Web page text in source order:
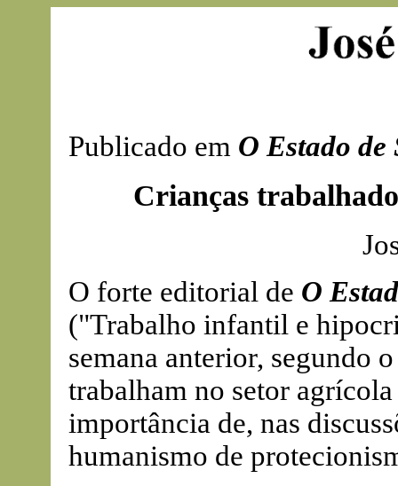
Publicado em O Estado de
Crianças
O forte editorial de O
("Trabalho infantil e
semana anterior, segundo
trabalham no setor
importância de, nas
humanismo de